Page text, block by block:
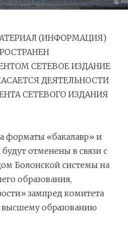
(ИНФОРМАЦИЯ)
СЕТЕВОЕ ИЗДАНИЕ
КАСАЕТСЯ ДЕЯТЕЛЬНОСТИ
СЕТЕВОГО ИЗДАНИЯ
форматы «бакалавр» и
отменены в связи с
Болонской системы на
образования,
зампред комитета
высшему образованию